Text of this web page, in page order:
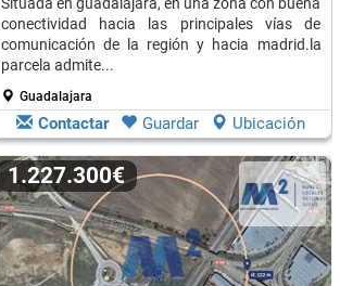
conectividad hacia las principales vías de
comunicación de la región y hacia madrid.la
parcela admite...
Guadalajara
Contactar Guardar Ubicación
1.227.300€